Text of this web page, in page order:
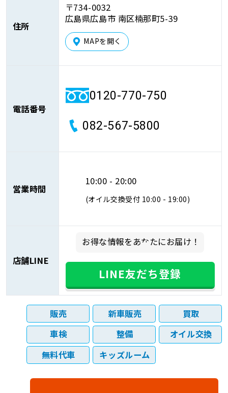
0120-733-500
住所
〒734-0032
広島県広島市 南区楠那町5-39
MAPを開く
電話番号
0120-770-750
082-567-5800
営業時間
10:00 - 20:00
(オイル交換受付 10:00 - 19:00)
店舗LINE
お得な情報をあなたにお届け！
LINE友だち登録
販売 新車販売
買取
車検
整備
オイル交換
無料代車
キッズルーム